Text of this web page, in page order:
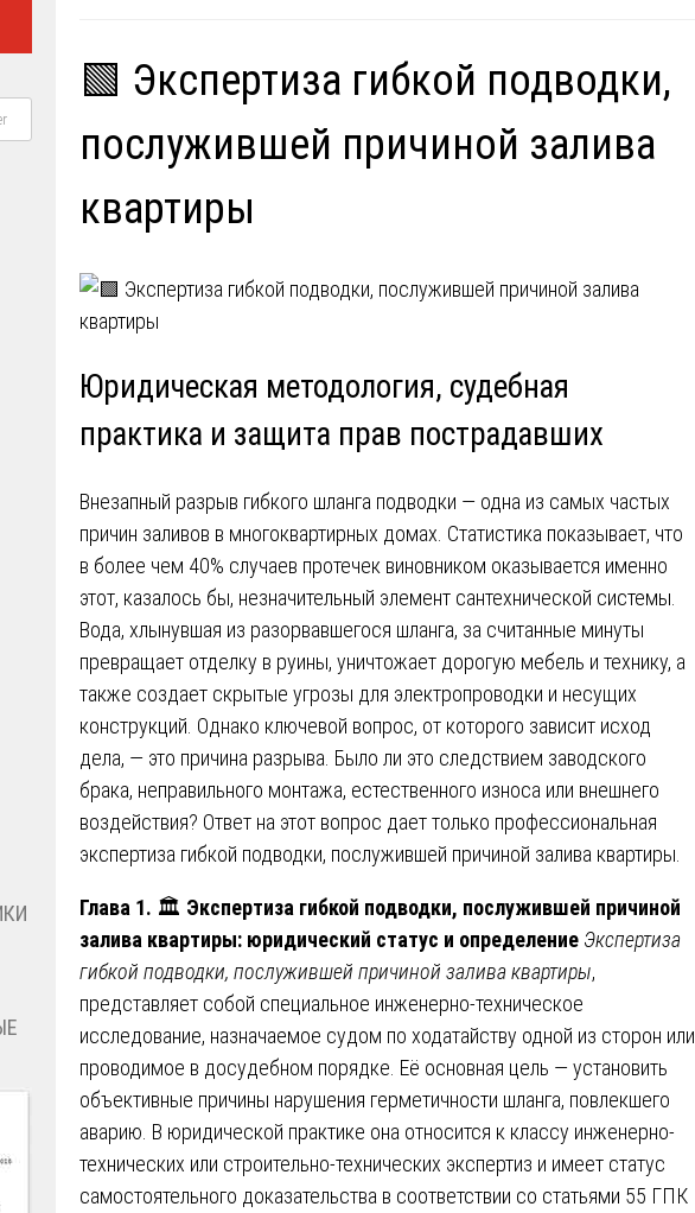
🟩 Экспертиза гибкой подводки,
послужившей причиной залива
квартиры
Юридическая методология, судебная
практика и защита прав пострадавших
Внезапный разрыв гибкого шланга подводки — одна из самых частых
причин заливов в многоквартирных домах. Статистика показывает, что
в более чем 40% случаев протечек виновником оказывается именно
этот, казалось бы, незначительный элемент сантехнической системы.
Вода, хлынувшая из разорвавшегося шланга, за считанные минуты
превращает отделку в руины, уничтожает дорогую мебель и технику, а
также создает скрытые угрозы для электропроводки и несущих
конструкций. Однако ключевой вопрос, от которого зависит исход
дела, — это причина разрыва. Было ли это следствием заводского
брака, неправильного монтажа, естественного износа или внешнего
воздействия? Ответ на этот вопрос дает только профессиональная
экспертиза гибкой подводки, послужившей причиной залива квартиры.
Глава 1. 🏛️ Экспертиза гибкой подводки, послужившей причиной
залива квартиры: юридический статус и определение Экспертиза
гибкой подводки, послужившей причиной залива квартиры,
представляет собой специальное инженерно-техническое
исследование, назначаемое судом по ходатайству одной из сторон или
проводимое в досудебном порядке. Её основная цель — установить
объективные причины нарушения герметичности шланга, повлекшего
аварию. В юридической практике она относится к классу инженерно-
технических или строительно-технических экспертиз и имеет статус
самостоятельного доказательства в соответствии со статьями 55 ГПК